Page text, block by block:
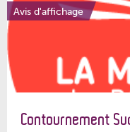
Avis d'affichage
Contournement